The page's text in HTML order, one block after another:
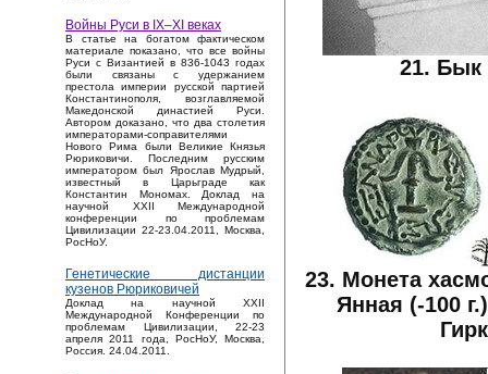
Войны Руси в IX–XI веках
В статье на богатом фактическом
материале показано, что все войны
Руси с Византией в 836-1043 годах
были связаны с удержанием
престола империи русской партией
Константинополя, возглавляемой
Македонской династией Руси.
Автором доказано, что два столетия
императорами-соправителями
Нового Рима были Великие Князья
Рюриковичи. Последним русским
императором был Ярослав Мудрый,
известный в Царьграде как
Константин Мономах. Доклад на
научной XXII Международной
конференции по проблемам
Цивилизации 22-23.04.2011, Москва,
РосНоУ.
Генетические дистанции
кузенов Рюриковичей
Доклад на научной XXII
Международной Конференции по
проблемам Цивилизации, 22-23
апреля 2011 года, РосНоУ, Москва,
Россия. 24.04.2011.
21. Бык
23. Монета
Янная (-100